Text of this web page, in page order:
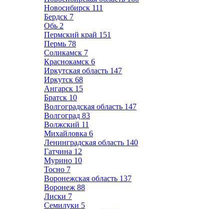
Новосибирск 111
Бердск 7
Обь 2
Пермский край 151
Пермь 78
Соликамск 7
Краснокамск 6
Иркутская область 147
Иркутск 68
Ангарск 15
Братск 10
Волгоградская область 147
Волгоград 83
Волжский 11
Михайловка 6
Ленинградская область 140
Гатчина 12
Мурино 10
Тосно 7
Воронежская область 137
Воронеж 88
Лиски 7
Семилуки 5